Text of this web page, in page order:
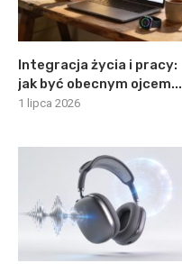
Integracja życia i pracy:
jak być obecnym ojcem...
1 lipca 2026